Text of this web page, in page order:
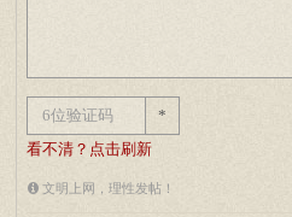
*
看不清？点击刷新
文明上网，理性发帖！